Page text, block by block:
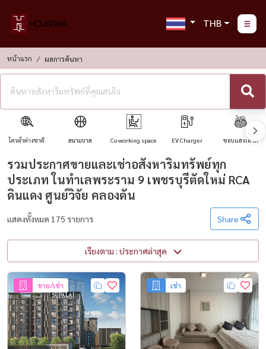
THB
หน้าแรก ผลการค้นหา
โควต้าต่างชาติ สนามบาส Co-working space EV Charger ชอบแฮงเอาท์
รวมประกาศขายและเช่าอสังหาริมทรัพย์ทุก
ประเภท ในทำเลพระราม 9 เพชรบุรีตัดใหม่ RCA
ดินแดง ศูนย์วิจัย คลองตัน
แสดงทั้งหมด 175 รายการ Share
เรียงตาม : ประกาศล่าสุด
ขาย/เช่า เช่า